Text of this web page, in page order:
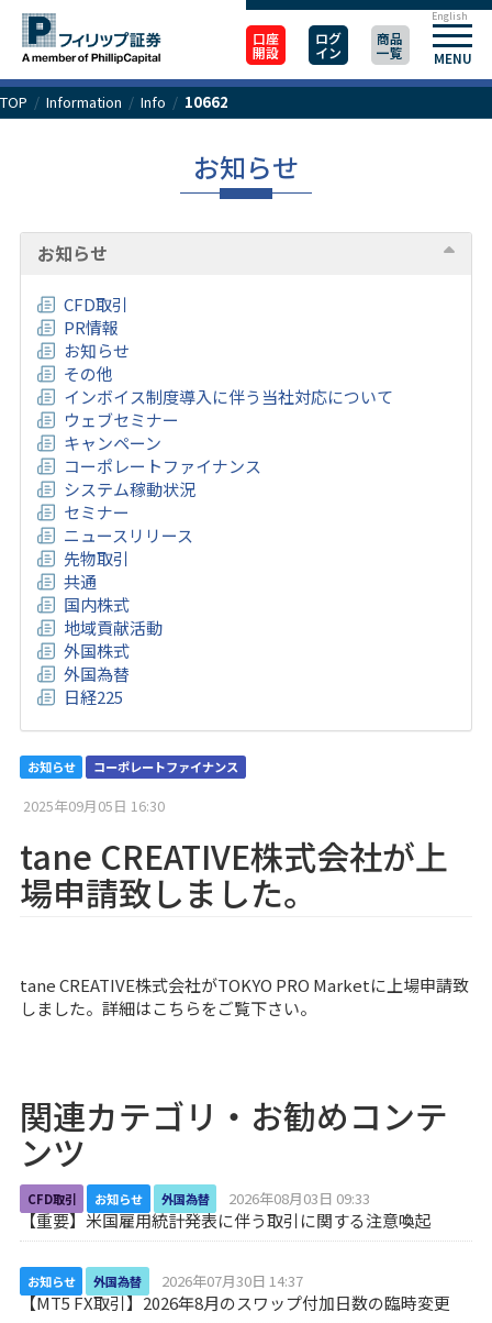
口座
開設
ログ
イン
商品
一覧 MENU
English
TOP / Information / Info / 10662
お知らせ
お知らせ
CFD取引
PR情報
お知らせ
その他
インボイス制度導入に伴う当社対応について
ウェブセミナー
キャンペーン
コーポレートファイナンス
システム稼動状況
セミナー
ニュースリリース
先物取引
共通
国内株式
地域貢献活動
外国株式
外国為替
日経225
お知らせ コーポレートファイナンス
2025年09月05日 16:30
tane CREATIVE株式会社が上
場申請致しました。
tane CREATIVE株式会社がTOKYO PRO Marketに上場申請致
しました。詳細はこちらをご覧下さい。
関連カテゴリ・お勧めコンテ
ンツ
CFD取引 お知らせ 外国為替 2026年08月03日 09:33
【重要】米国雇用統計発表に伴う取引に関する注意喚起
お知らせ 外国為替 2026年07月30日 14:37
【MT5 FX取引】2026年8月のスワップ付加日数の臨時変更